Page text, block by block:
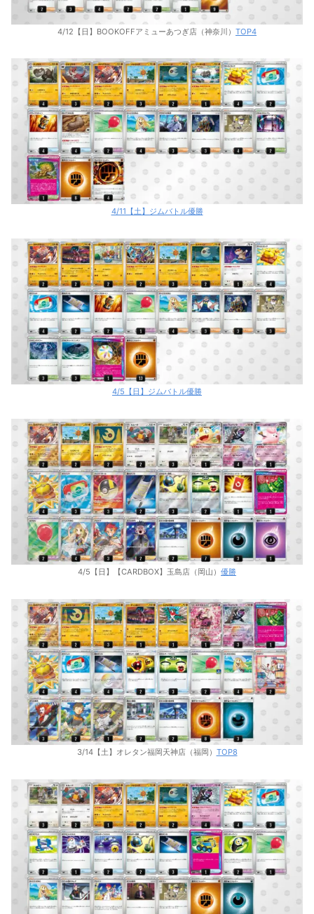
4/12【日】BOOKOFFアミューあつぎ店（神奈川） TOP4
4/11【土】ジムバトル優勝
4/5【日】ジムバトル優勝
4/5【日】【CARDBOX】玉島店（岡山） 優勝
3/14【土】オレタン福岡天神店（福岡） TOP8